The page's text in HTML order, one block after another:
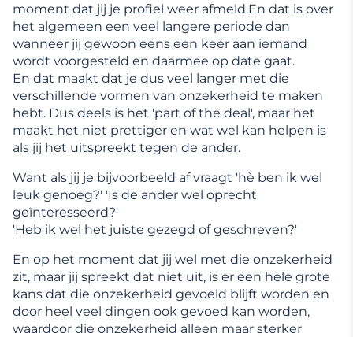
moment dat jij je profiel weer afmeld.En dat is over
het algemeen een veel langere periode dan
wanneer jij gewoon eens een keer aan iemand
wordt voorgesteld en daarmee op date gaat.
En dat maakt dat je dus veel langer met die
verschillende vormen van onzekerheid te maken
hebt. Dus deels is het 'part of the deal', maar het
maakt het niet prettiger en wat wel kan helpen is
als jij het uitspreekt tegen de ander.
Want als jij je bijvoorbeeld af vraagt 'hè ben ik wel
leuk genoeg?' 'Is de ander wel oprecht
geïnteresseerd?'
'Heb ik wel het juiste gezegd of geschreven?'
En op het moment dat jij wel met die onzekerheid
zit, maar jij spreekt dat niet uit, is er een hele grote
kans dat die onzekerheid gevoeld blijft worden en
door heel veel dingen ook gevoed kan worden,
waardoor die onzekerheid alleen maar sterker